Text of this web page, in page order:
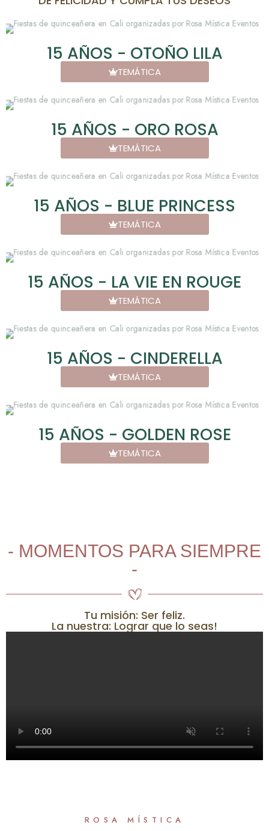
15 AÑOS - OTOÑO LILA
TEMÁTICA
15 AÑOS - ORO ROSA
TEMÁTICA
15 AÑOS - BLUE PRINCESS
TEMÁTICA
15 AÑOS - LA VIE EN ROUGE
TEMÁTICA
15 AÑOS - CINDERELLA
TEMÁTICA
15 AÑOS - GOLDEN ROSE
TEMÁTICA
- MOMENTOS PARA SIEMPRE
-
Tu misión: Ser feliz.
La nuestra: Lograr que lo seas!
ROSA MÍSTICA